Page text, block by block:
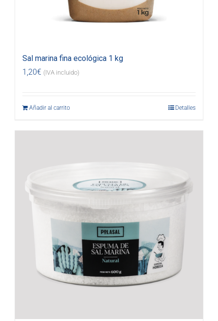
Sal marina fina ecológica 1 kg
1,20€ (IVA incluido)
Añadir al carrito Detalles